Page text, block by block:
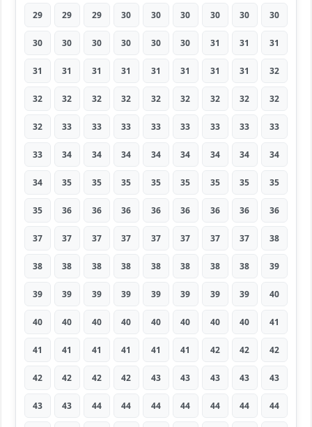
29 29 29 30 30 30 30 30 30
30 30 30 30 30 30 31 31 31
31 31 31 31 31 31 31 31 32
32 32 32 32 32 32 32 32 32
32 33 33 33 33 33 33 33 33
33 34 34 34 34 34 34 34 34
34 35 35 35 35 35 35 35 35
35 36 36 36 36 36 36 36 36
37 37 37 37 37 37 37 37 38
38 38 38 38 38 38 38 38 39
39 39 39 39 39 39 39 39 40
40 40 40 40 40 40 40 40 41
41 41 41 41 41 41 42 42 42
42 42 42 42 43 43 43 43 43
43 43 44 44 44 44 44 44 44